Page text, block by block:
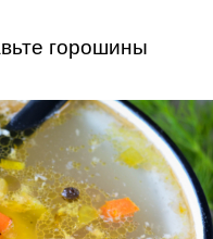
горошины